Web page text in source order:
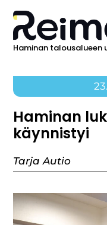
Haminan talousalueen
Haminan
käynnistyi
Tarja Autio